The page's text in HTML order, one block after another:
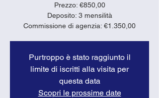
Prezzo: €850,00
Deposito: 3 mensilità
Purtroppo è stato raggiunto il
limite di iscritti alla visita per
questa data
Scopri le prossime date